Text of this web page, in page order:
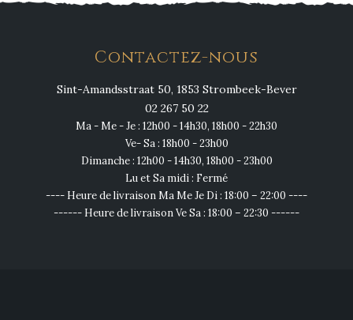
Contactez-nous
Sint-Amandsstraat 50, 1853 Strombeek-Bever
02 267 50 22
Ma - Me - Je : 12h00 - 14h30, 18h00 - 22h30
Ve- Sa : 18h00 - 23h00
Dimanche : 12h00 - 14h30, 18h00 - 23h00
Lu et Sa midi : Fermé
---- Heure de livraison Ma Me Je Di : 18:00 – 22:00 ----
------ Heure de livraison Ve Sa : 18:00 – 22:30 ------